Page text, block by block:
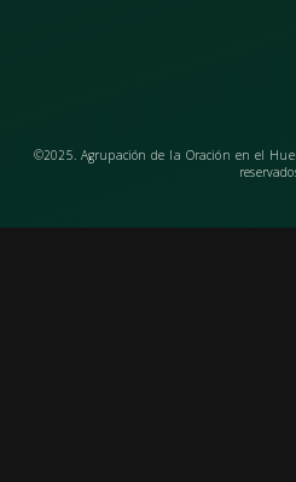
©2025. Agrupación de la Oración en el